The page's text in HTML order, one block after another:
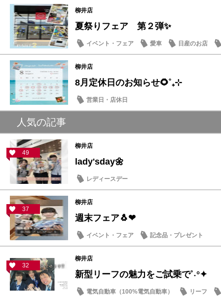
柳井店
夏祭りフェア 第２弾✨
イベント・フェア 愛車 日産のお店
柳井店
8月定休日のお知らせ🌻˚₊⊹
営業日・店休日
人気の記事
49
柳井店
lady'sday🌼
レディースデー
37
柳井店
週末フェア🐧❤
イベント・フェア 記念品・プレゼント
32
柳井店
新型リーフの魅力をご試乗で˚˖°✦
電気自動車（100%電気自動車）
リーフ